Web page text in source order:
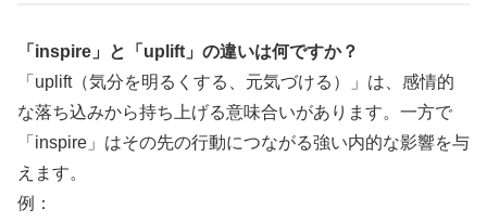
「inspire」と「uplift」の違いは何ですか？
「uplift（気分を明るくする、元気づける）」は、感情的
な落ち込みから持ち上げる意味合いがあります。一方で
「inspire」はその先の行動につながる強い内的な影響を与
えます。
例：